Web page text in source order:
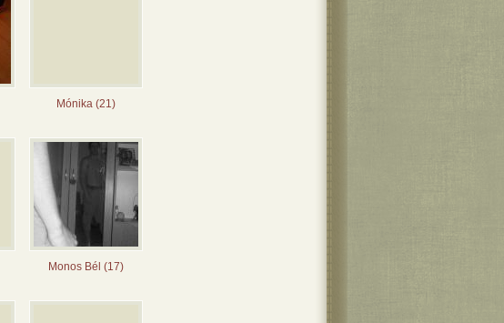
Mónika (21)
Monos Bél (17)